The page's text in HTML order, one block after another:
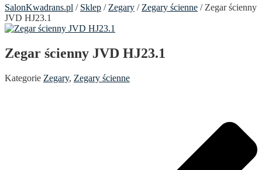
SalonKwadrans.pl / Sklep / Zegary / Zegary ścienne / Zegar ścienny
JVD HJ23.1
Zegar ścienny JVD HJ23.1
Kategorie Zegary, Zegary ścienne